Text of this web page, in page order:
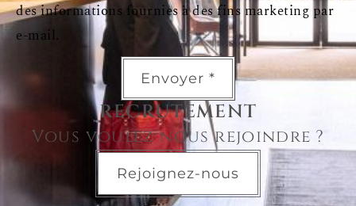
des informations fournies à des fins marketing par
e-mail.
Envoyer *
RECRUTEMENT
Vous voulez nous rejoindre ?
Rejoignez-nous